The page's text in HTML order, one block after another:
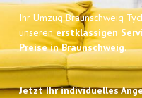
Ihr Umzug Braunschweig
unseren erstklassigen
Preise in Braunschweig.
Jetzt Ihr individuelles